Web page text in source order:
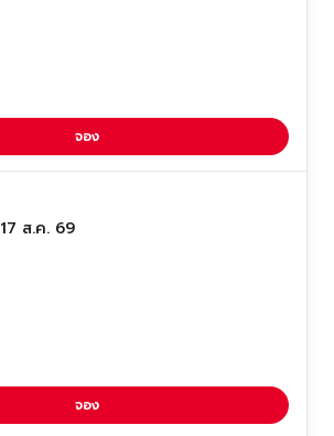
จอง
17 ส.ค. 69
จอง